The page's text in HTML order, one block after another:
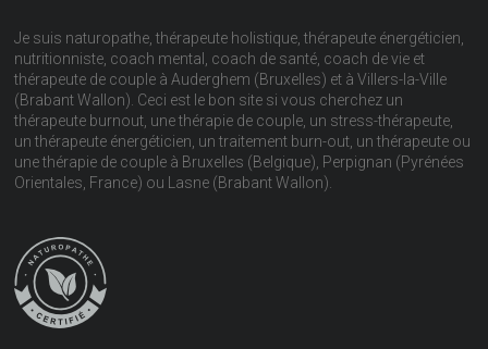
Je suis naturopathe, thérapeute holistique, thérapeute énergéticien,
nutritionniste, coach mental, coach de santé, coach de vie et
thérapeute de couple à Auderghem (Bruxelles) et à Villers-la-Ville
(Brabant Wallon). Ceci est le bon site si vous cherchez un
thérapeute burnout, une thérapie de couple, un stress-thérapeute,
un thérapeute énergéticien, un traitement burn-out, un thérapeute ou
une thérapie de couple à Bruxelles (Belgique), Perpignan (Pyrénées
Orientales, France) ou Lasne (Brabant Wallon).